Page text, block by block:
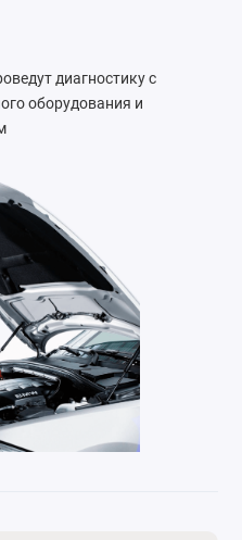
диагностику с
оборудования и